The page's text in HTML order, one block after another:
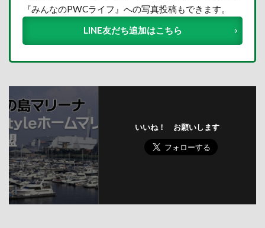
『みんなのPWCライフ』への写真投稿もできます。
LINE友だち追加はこちら
いいね！ お願いします